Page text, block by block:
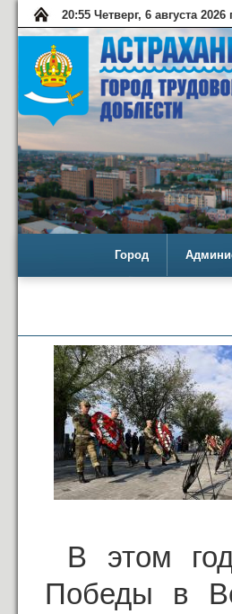
20:55 Четверг, 6 августа 2026
Город
В этом
Победы в